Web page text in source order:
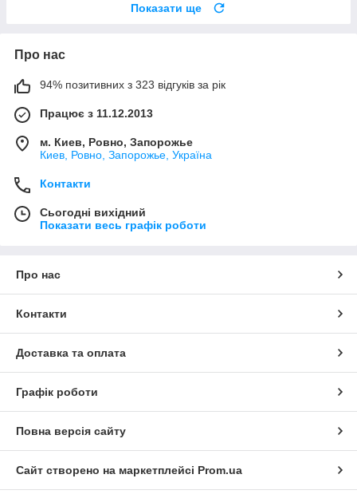
Показати ще
Про нас
94% позитивних з 323 відгуків за рік
Працює з 11.12.2013
м. Киев, Ровно, Запорожье
Киев, Ровно, Запорожье, Україна
Контакти
Сьогодні вихідний
Показати весь графік роботи
Про нас
Контакти
Доставка та оплата
Графік роботи
Повна версія сайту
Сайт створено на маркетплейсі Prom.ua